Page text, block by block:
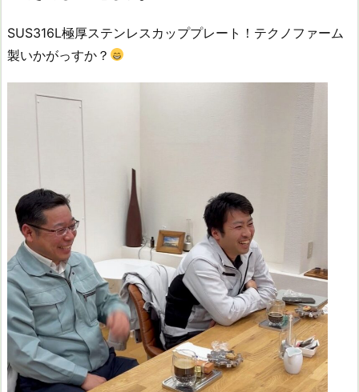
SUS316L極厚ステンレスカッププレート！テクノファーム
製いかがっすか？